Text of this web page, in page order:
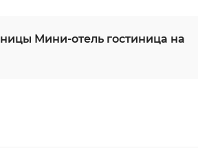
Мини-отель гостиница на